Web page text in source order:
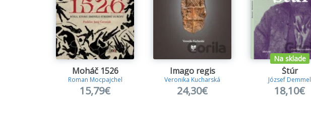
Moháč 1526
Roman Mocpajchel
15,79€
Imago regis
Veronika Kucharská
24,30€
Na sklade
Štúr
József Demmel
18,10€